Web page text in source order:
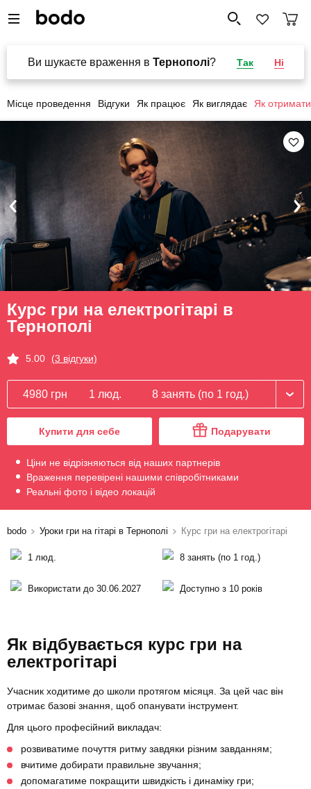
Ви шукаєте враження в Тернополі? Так Ні
Місце проведення Відгуки Як працює Як виглядає Як отримати
Курс гри на електрогітарі в
Тернополі
5.00 (3 відгуки)
4980 грн 1 люд. 8 занять (по 1 год.)
Купити для себе Подарувати
Ціни не відрізняються від наших партнерів
Враження перевірені нашими співробітниками
Реальні фото і відео локацій
bodo Уроки гри на гітарі в Тернополі Курс гри на електрогітарі
1 люд. 8 занять (по 1 год.)
Використати до 30.06.2027 Доступно з 10 років
Як відбувається курс гри на
електрогітарі
Учасник ходитиме до школи протягом місяця. За цей час він
отримає базові знання, щоб опанувати інструмент.
Для цього професійний викладач:
розвиватиме почуття ритму завдяки різним завданням;
вчитиме добирати правильне звучання;
допомагатиме покращити швидкість і динаміку гри;